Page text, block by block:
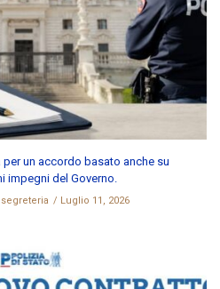
un accordo basato anche su
impegni del Governo.
segreteria Luglio 11, 2026